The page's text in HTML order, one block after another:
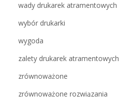
wady drukarek atramentowych
wybór drukarki
wygoda
zalety drukarek atramentowych
zrównoważone
zrównoważone rozwiązania